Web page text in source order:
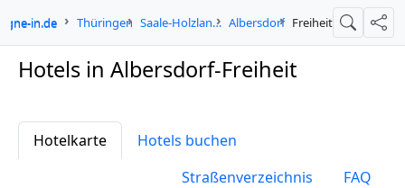
in.de Thüringen Saale-Holzland-Kreis Albersdorf Freiheit Suche
Hotels in Albersdorf-Freiheit
Hotelkarte
Hotels buchen
Straßenverzeichnis
FAQ